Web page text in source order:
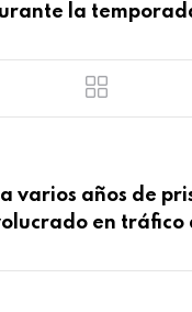
la
varios años de
en tráfico